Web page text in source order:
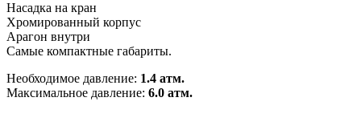
Насадка на кран
Хромированный корпус
Арагон внутри
Самые компактные габариты.
Необходимое давление: 1.4 атм.
Максимальное давление: 6.0 атм.